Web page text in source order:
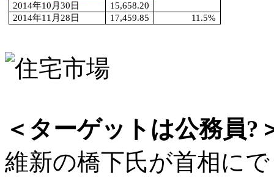
2014年10月30日
15,658.20
2014年11月28日 17,459.85 11.5%
＜ターゲットは公務員?
維新の橋下氏が首相に